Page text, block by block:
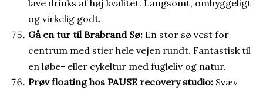
lave drinks af høj kvalitet. Langsomt, omhyggeligt
og virkelig godt.
Gå en tur til Brabrand Sø: En stor sø vest for
centrum med stier hele vejen rundt. Fantastisk til
en løbe- eller cykeltur med fugleliv og natur.
Prøv floating hos PAUSE recovery studio: Svæv